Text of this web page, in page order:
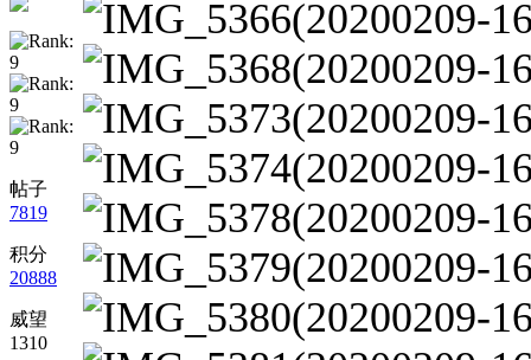
帖子
7819
积分
20888
威望
1310